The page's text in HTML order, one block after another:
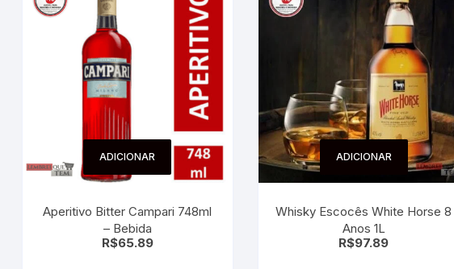
chaveiro
ADICIONAR
Aperitivo Bitter Campari 748ml
– Bebida
R$65.89
ADICIONAR
Whisky Escocês White Horse 8
Anos 1L
R$97.89